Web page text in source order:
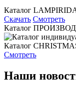
Каталог
Скачать Смотреть
Каталог
Каталог
Смотреть
Наши